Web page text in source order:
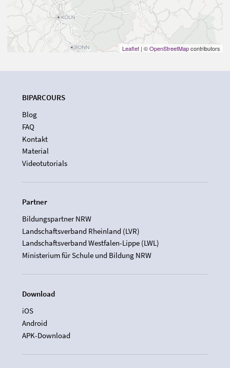
Leaflet | ©OpenStreetMapcontributors
BIPARCOURS
Blog
FAQ
Kontakt
Material
Videotutorials
Partner
Bildungspartner NRW
Landschaftsverband Rheinland (LVR)
Landschaftsverband Westfalen-Lippe (LWL)
Ministerium für Schule und Bildung NRW
Download
iOS
Android
APK-Download